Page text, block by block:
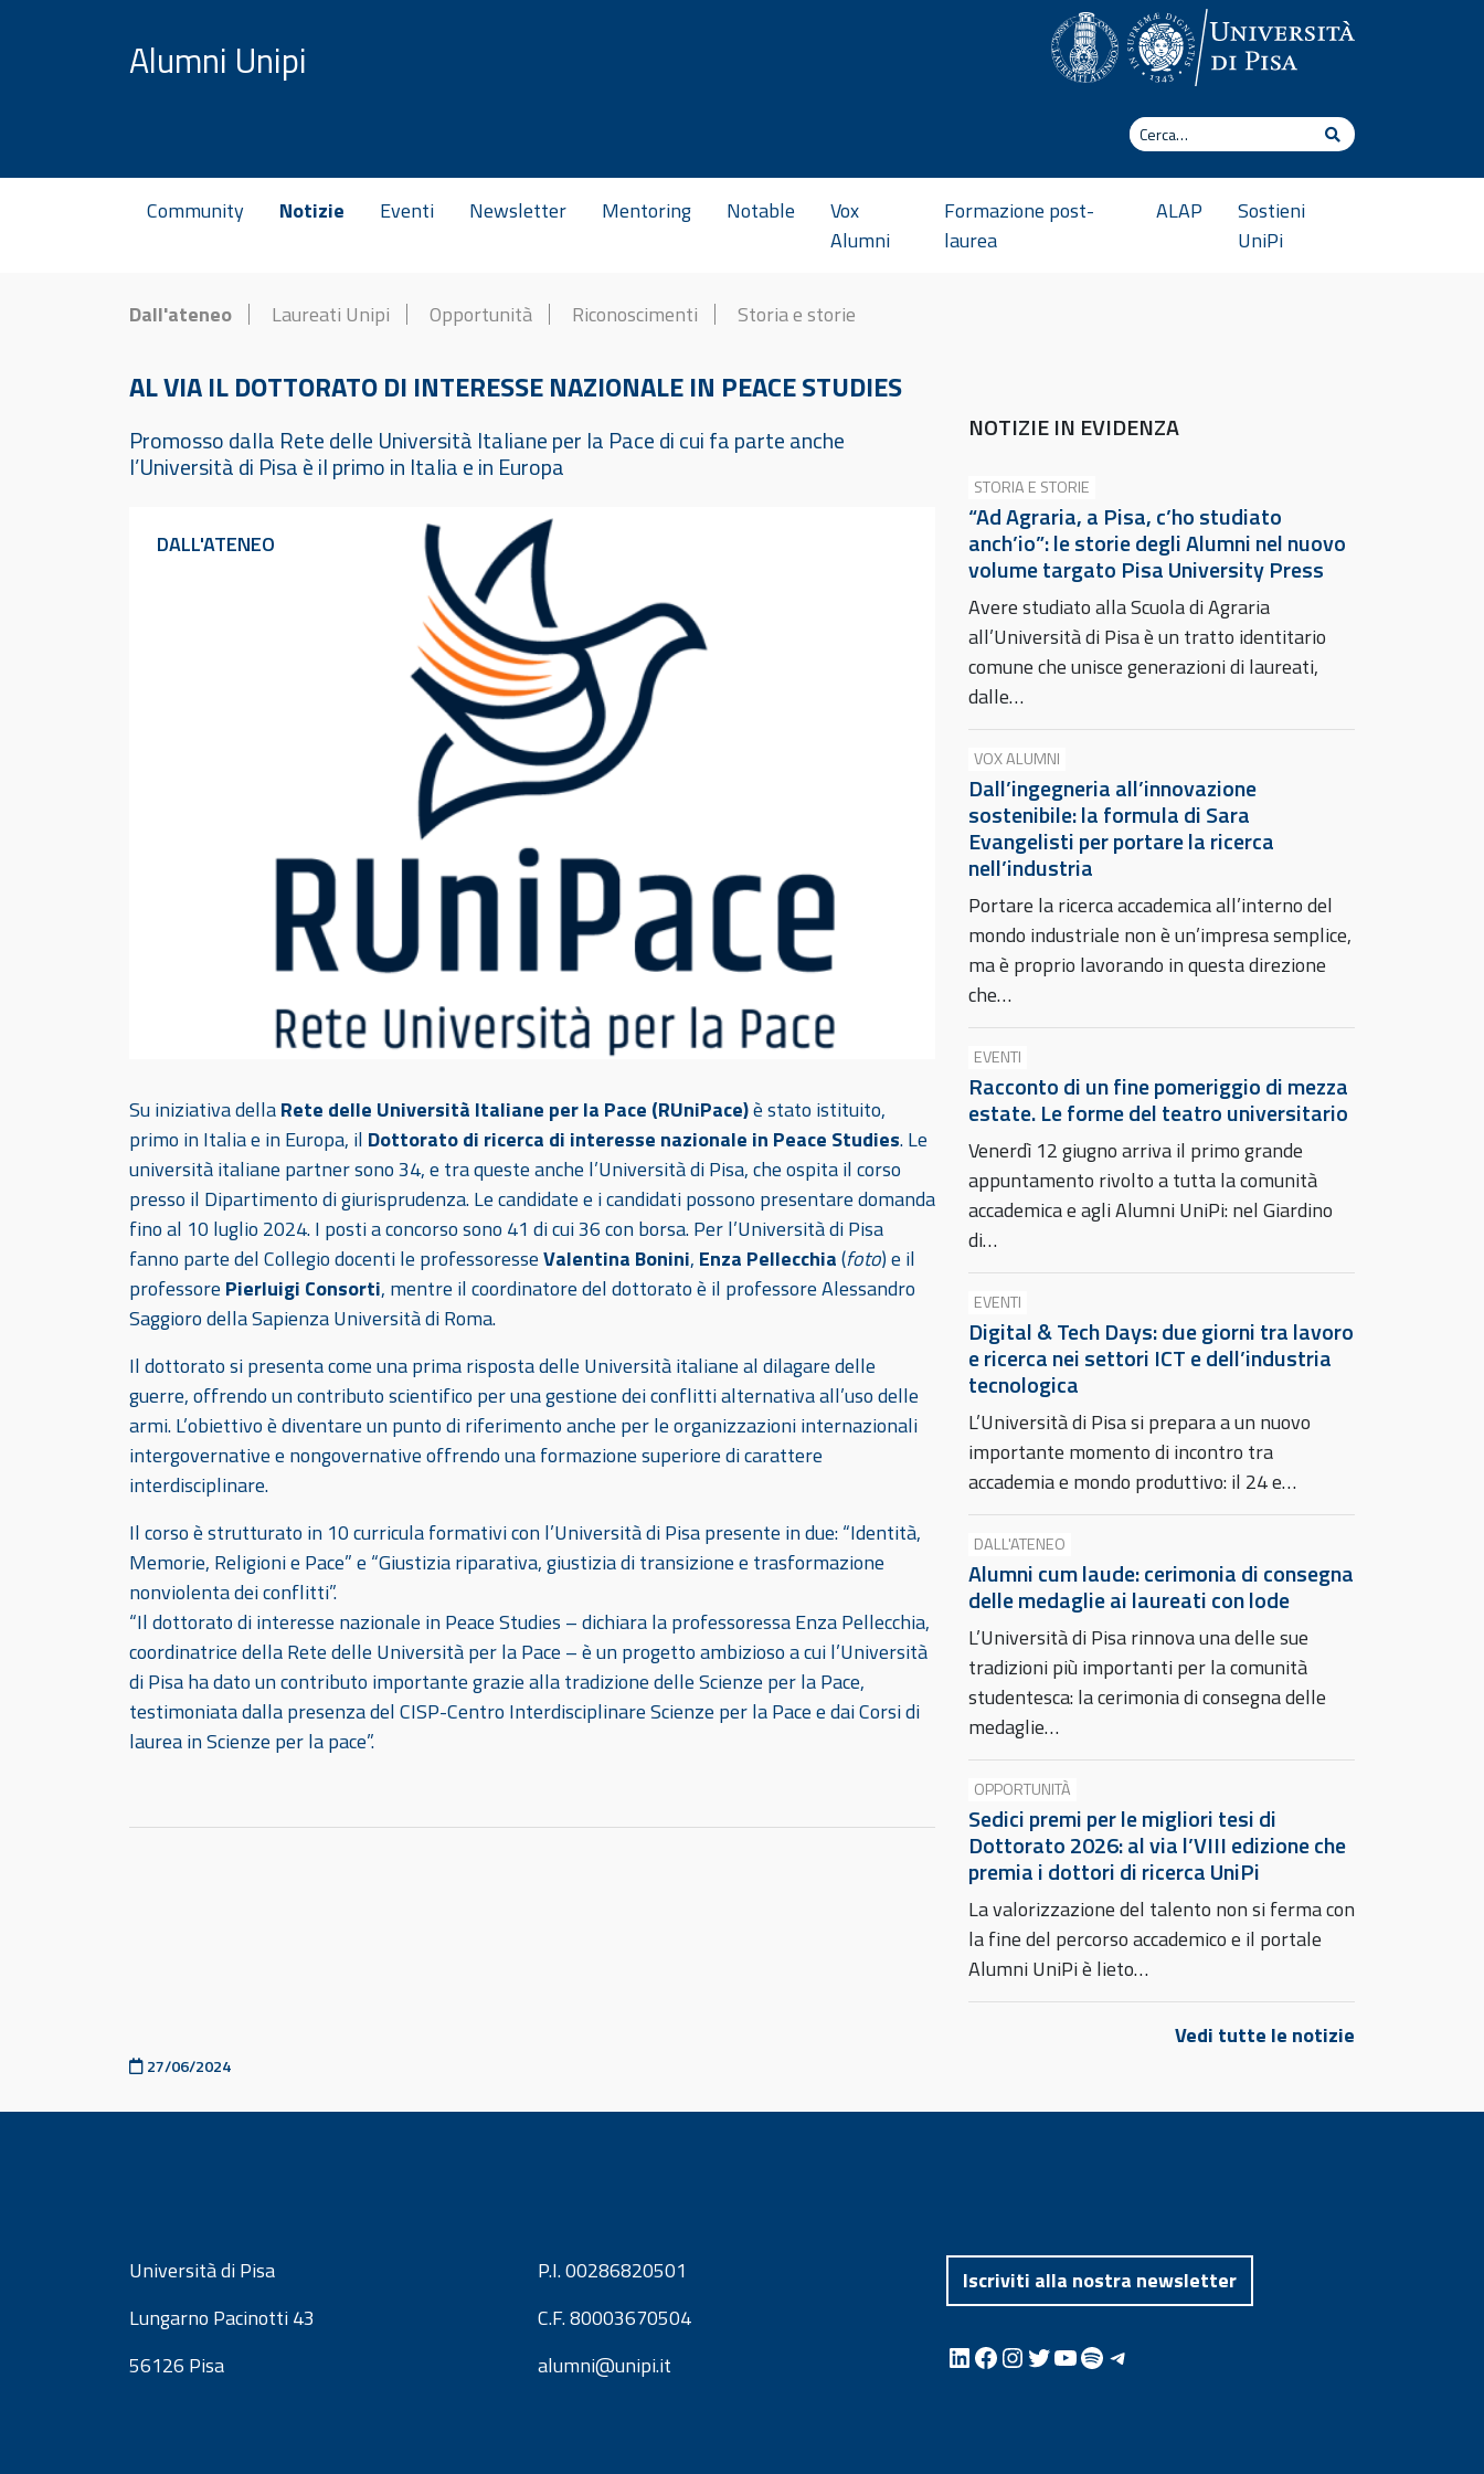
Alumni Unipi
Cerca
Cerca
Community Notizie Eventi Newsletter Mentoring Notable
Vox
Alumni
Formazione post-
laurea
ALAP
Sostieni
UniPi
Dall'ateneo Laureati Unipi Opportunità Riconoscimenti Storia e storie
AL VIA IL DOTTORATO DI INTERESSE NAZIONALE IN PEACE STUDIES
Promosso dalla Rete delle Università Italiane per la Pace di cui fa parte anche
l’Università di Pisa è il primo in Italia e in Europa
Pubblicato il
27/06/2024
DALL'ATENEO
Su iniziativa dellaRete delle Università Italiane per la Pace (RUniPace)è stato istituito,
primo in Italia e in Europa, il Dottorato di ricerca di interesse nazionale in Peace Studies. Le
università italiane partner sono 34, e tra queste anche l’Università di Pisa, che ospita il corso
presso il Dipartimento di giurisprudenza. Le candidate e i candidati possono presentare domanda
fino al 10 luglio 2024. I posti a concorso sono 41 di cui 36 con borsa. Per l’Università di Pisa
fanno parte del Collegio docenti le professoresseValentina Bonini, Enza Pellecchia(foto) e il
professore Pierluigi Consorti, mentre il coordinatore del dottorato è il professore Alessandro
Saggioro della Sapienza Università di Roma.
Il dottorato si presenta come una prima risposta delle Università italiane al dilagare delle
guerre, offrendo un contributo scientifico per una gestione dei conflitti alternativa all’uso delle
armi. L’obiettivo è diventare un punto di riferimento anche per le organizzazioni internazionali
intergovernative e nongovernative offrendo una formazione superiore di carattere
interdisciplinare.
Il corso è strutturato in 10 curricula formativi con l’Università di Pisa presente in due: “Identità,
Memorie, Religioni e Pace” e “Giustizia riparativa, giustizia di transizione e trasformazione
nonviolenta dei conflitti”.
“Il dottorato di interesse nazionale in Peace Studies – dichiara la professoressa Enza Pellecchia,
coordinatrice della Rete delle Università per la Pace – è un progetto ambizioso a cui l’Università
di Pisa ha dato un contributo importante grazie alla tradizione delle Scienze per la Pace,
testimoniata dalla presenza del CISP-Centro Interdisciplinare Scienze per la Pace e dai Corsi di
laurea in Scienze per la pace”.
NOTIZIE IN EVIDENZA
STORIA E STORIE
“Ad Agraria, a Pisa, c’ho studiato
anch’io”: le storie degli Alumni nel nuovo
volume targato Pisa University Press
Avere studiato alla Scuola di Agraria
all’Università di Pisa è un tratto identitario
comune che unisce generazioni di laureati,
dalle…
VOX ALUMNI
Dall’ingegneria all’innovazione
sostenibile: la formula di Sara
Evangelisti per portare la ricerca
nell’industria
Portare la ricerca accademica all’interno del
mondo industriale non è un’impresa semplice,
ma è proprio lavorando in questa direzione
che…
EVENTI
Racconto di un fine pomeriggio di mezza
estate. Le forme del teatro universitario
Venerdì 12 giugno arriva il primo grande
appuntamento rivolto a tutta la comunità
accademica e agli Alumni UniPi: nel Giardino
di…
EVENTI
Digital & Tech Days: due giorni tra lavoro
e ricerca nei settori ICT e dell’industria
tecnologica
L’Università di Pisa si prepara a un nuovo
importante momento di incontro tra
accademia e mondo produttivo: il 24 e…
DALL'ATENEO
Alumni cum laude: cerimonia di consegna
delle medaglie ai laureati con lode
L’Università di Pisa rinnova una delle sue
tradizioni più importanti per la comunità
studentesca: la cerimonia di consegna delle
medaglie…
OPPORTUNITÀ
Sedici premi per le migliori tesi di
Dottorato 2026: al via l’VIII edizione che
premia i dottori di ricerca UniPi
La valorizzazione del talento non si ferma con
la fine del percorso accademico e il portale
Alumni UniPi è lieto…
Vedi tutte le notizie
Università di Pisa
Lungarno Pacinotti 43
56126 Pisa
P.I. 00286820501
C.F. 80003670504
alumni@unipi.it
Iscriviti alla nostra newsletter
LinkedIn Facebook Instagram Twitter YouTube Spotify Telegram